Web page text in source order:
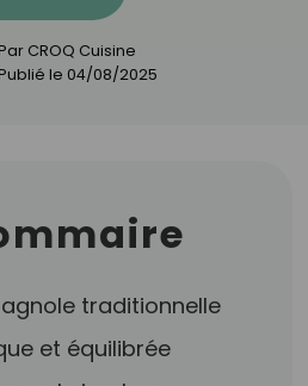
CROQ Cuisine
le 04/08/2025
traditionnelle
et équilibrée